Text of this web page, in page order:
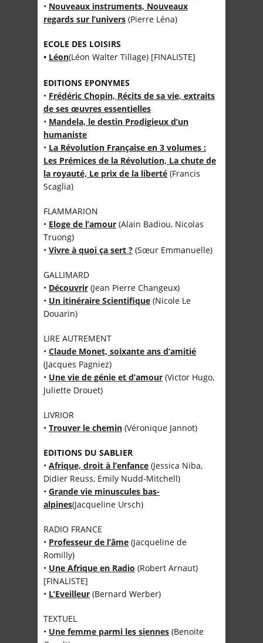
• Nouveaux instruments, Nouveaux
regards sur l’univers (Pierre Léna)
ECOLE DES LOISIRS
• Léon(Léon Walter Tillage) [FINALISTE]
EDITIONS EPONYMES
• Frédéric Chopin, Récits de sa vie, extraits
de ses œuvres essentielles
• Mandela, le destin Prodigieux d’un
humaniste
• La Révolution Française en 3 volumes :
Les Prémices de la Révolution, La chute de
la royauté, Le prix de la liberté (Francis
Scaglia)
FLAMMARION
• Eloge de l’amour (Alain Badiou, Nicolas
Truong)
• Vivre à quoi ça sert ? (Sœur Emmanuelle)
GALLIMARD
• Découvrir (Jean Pierre Changeux)
• Un itinéraire Scientifique (Nicole Le
Douarin)
LIRE AUTREMENT
• Claude Monet, soixante ans d’amitié
(Jacques Pagniez)
• Une vie de génie et d’amour (Victor Hugo,
Juliette Drouet)
LIVRIOR
• Trouver le chemin (Véronique Jannot)
EDITIONS DU SABLIER
• Afrique, droit à l’enfance (Jessica Niba,
Didier Reuss, Emily Nudd-Mitchell)
• Grande vie minuscules bas-
alpines(Jacqueline Ursch)
RADIO FRANCE
• Professeur de l’âme (Jacqueline de
Romilly)
• Une Afrique en Radio (Robert Arnaut)
[FINALISTE]
• L’Eveilleur (Bernard Werber)
TEXTUEL
• Une femme parmi les siennes (Benoite